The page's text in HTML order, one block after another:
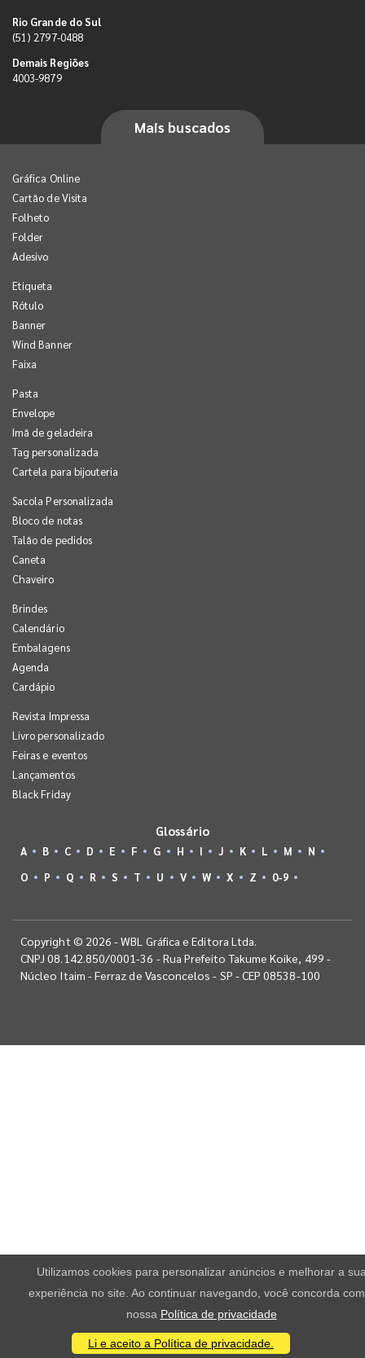
Rio Grande do Sul
(51) 2797-0488
Demais Regiões
4003-9879
Mais buscados
Gráfica Online
Cartão de Visita
Folheto
Folder
Adesivo
Etiqueta
Rótulo
Banner
Wind Banner
Faixa
Pasta
Envelope
Imã de geladeira
Tag personalizada
Cartela para bijouteria
Sacola Personalizada
Bloco de notas
Talão de pedidos
Caneta
Chaveiro
Brindes
Calendário
Embalagens
Agenda
Cardápio
Revista Impressa
Livro personalizado
Feiras e eventos
Lançamentos
Black Friday
Glossário
A B C D E F G H I J K L M
N
O
P Q R S T U V W X Z 0-9
Copyright © 2026 - WBL Gráfica e Editora Ltda.
CNPJ 08.142.850/0001-36 - Rua Prefeito Takume Koike, 499 -
Núcleo Itaim - Ferraz de Vasconcelos - SP - CEP 08538-100
Utilizamos cookies para personalizar anúncios e melhorar a
experiência no site. Ao continuar navegando, você concorda
nossa Política de privacidade
Li e aceito a Política de privacidade.